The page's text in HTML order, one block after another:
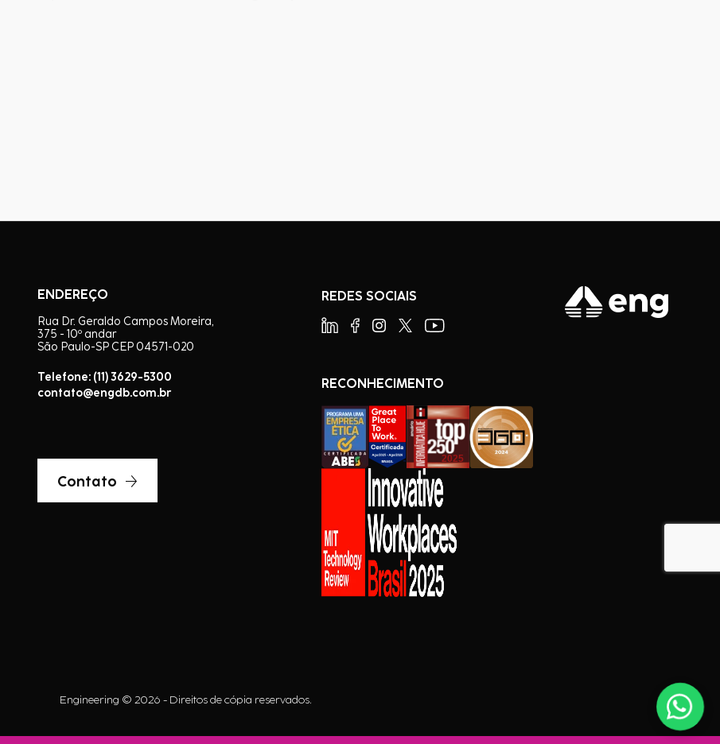
ENDEREÇO
Rua Dr. Geraldo Campos Moreira,
375 - 10º andar
São Paulo-SP CEP 04571-020
Telefone: (11) 3629-5300
contato@engdb.com.br
Contato
REDES SOCIAIS
RECONHECIMENTO
Engineering © 2026 - Direitos de cópia reservados.